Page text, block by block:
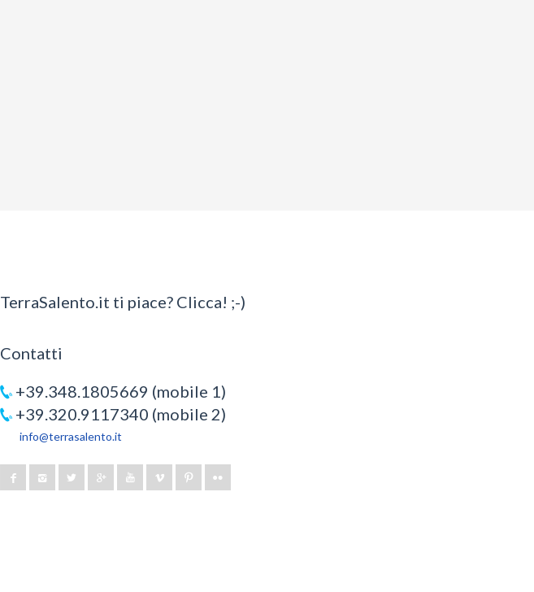
TerraSalento.it ti piace? Clicca! ;-)
Contatti
+39.348.1805669 (mobile 1)
+39.320.9117340 (mobile 2)
info@terrasalento.it